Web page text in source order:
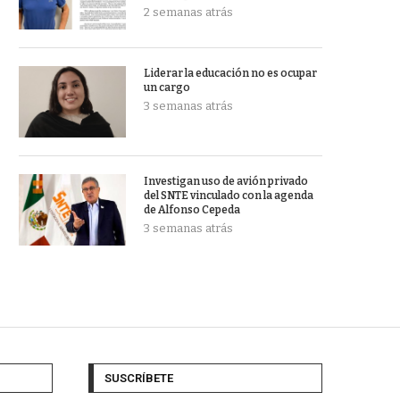
2 semanas atrás
Liderar la educación no es ocupar
un cargo
3 semanas atrás
Investigan uso de avión privado
del SNTE vinculado con la agenda
de Alfonso Cepeda
3 semanas atrás
SUSCRÍBETE